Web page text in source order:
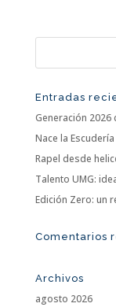
Entradas
Generación 2026
Nace la
Rapel desde
Talento UMG:
Edición Zero: un
Comentarios
Archivos
agosto 2026